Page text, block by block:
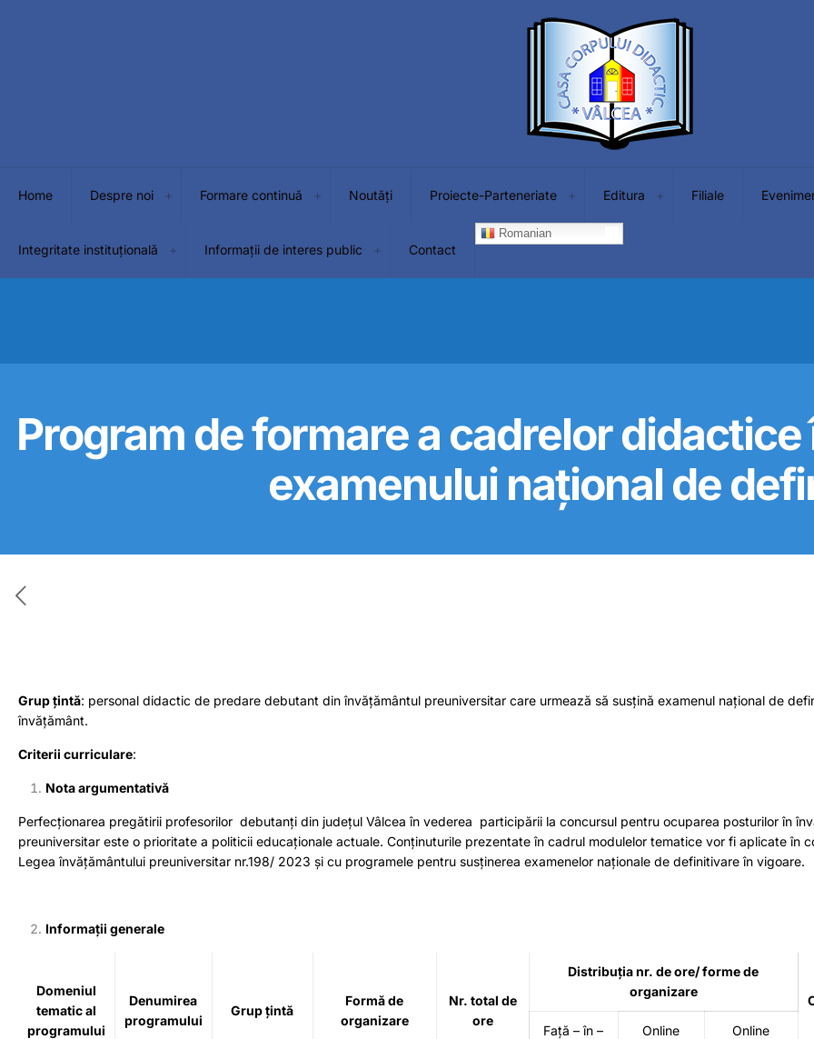
Home Despre noi Formare continuă Noutăți Proiecte-Parteneriate Editura Filiale
Integritate instituțională Informații de interes public Contact
Romanian
Program de formare a cadrelor
examenului național de
Grup țintă: personal didactic de predare debutant din învățământul preuniversitar care urmează să susțină examenul național de
învățământ.
Criterii curriculare:
Nota argumentativă
Perfecționarea pregătirii profesorilor debutanți din județul Vâlcea în vederea participării la concursul pentru ocuparea posturilor în
preuniversitar este o prioritate a politicii educaționale actuale. Conținuturile prezentate în cadrul modulelor tematice vor fi aplicate în
Legea învățământului preuniversitar nr.198/ 2023 și cu programele pentru susținerea examenelor naționale de definitivare în vigoare.
Informații generale
Domeniul
tematic al
programului
Denumirea
programului
Grup țintă
Formă de
organizare
Nr. total de
ore
Distribuția nr. de ore/ forme de
organizare
Față – în –
Online
Online